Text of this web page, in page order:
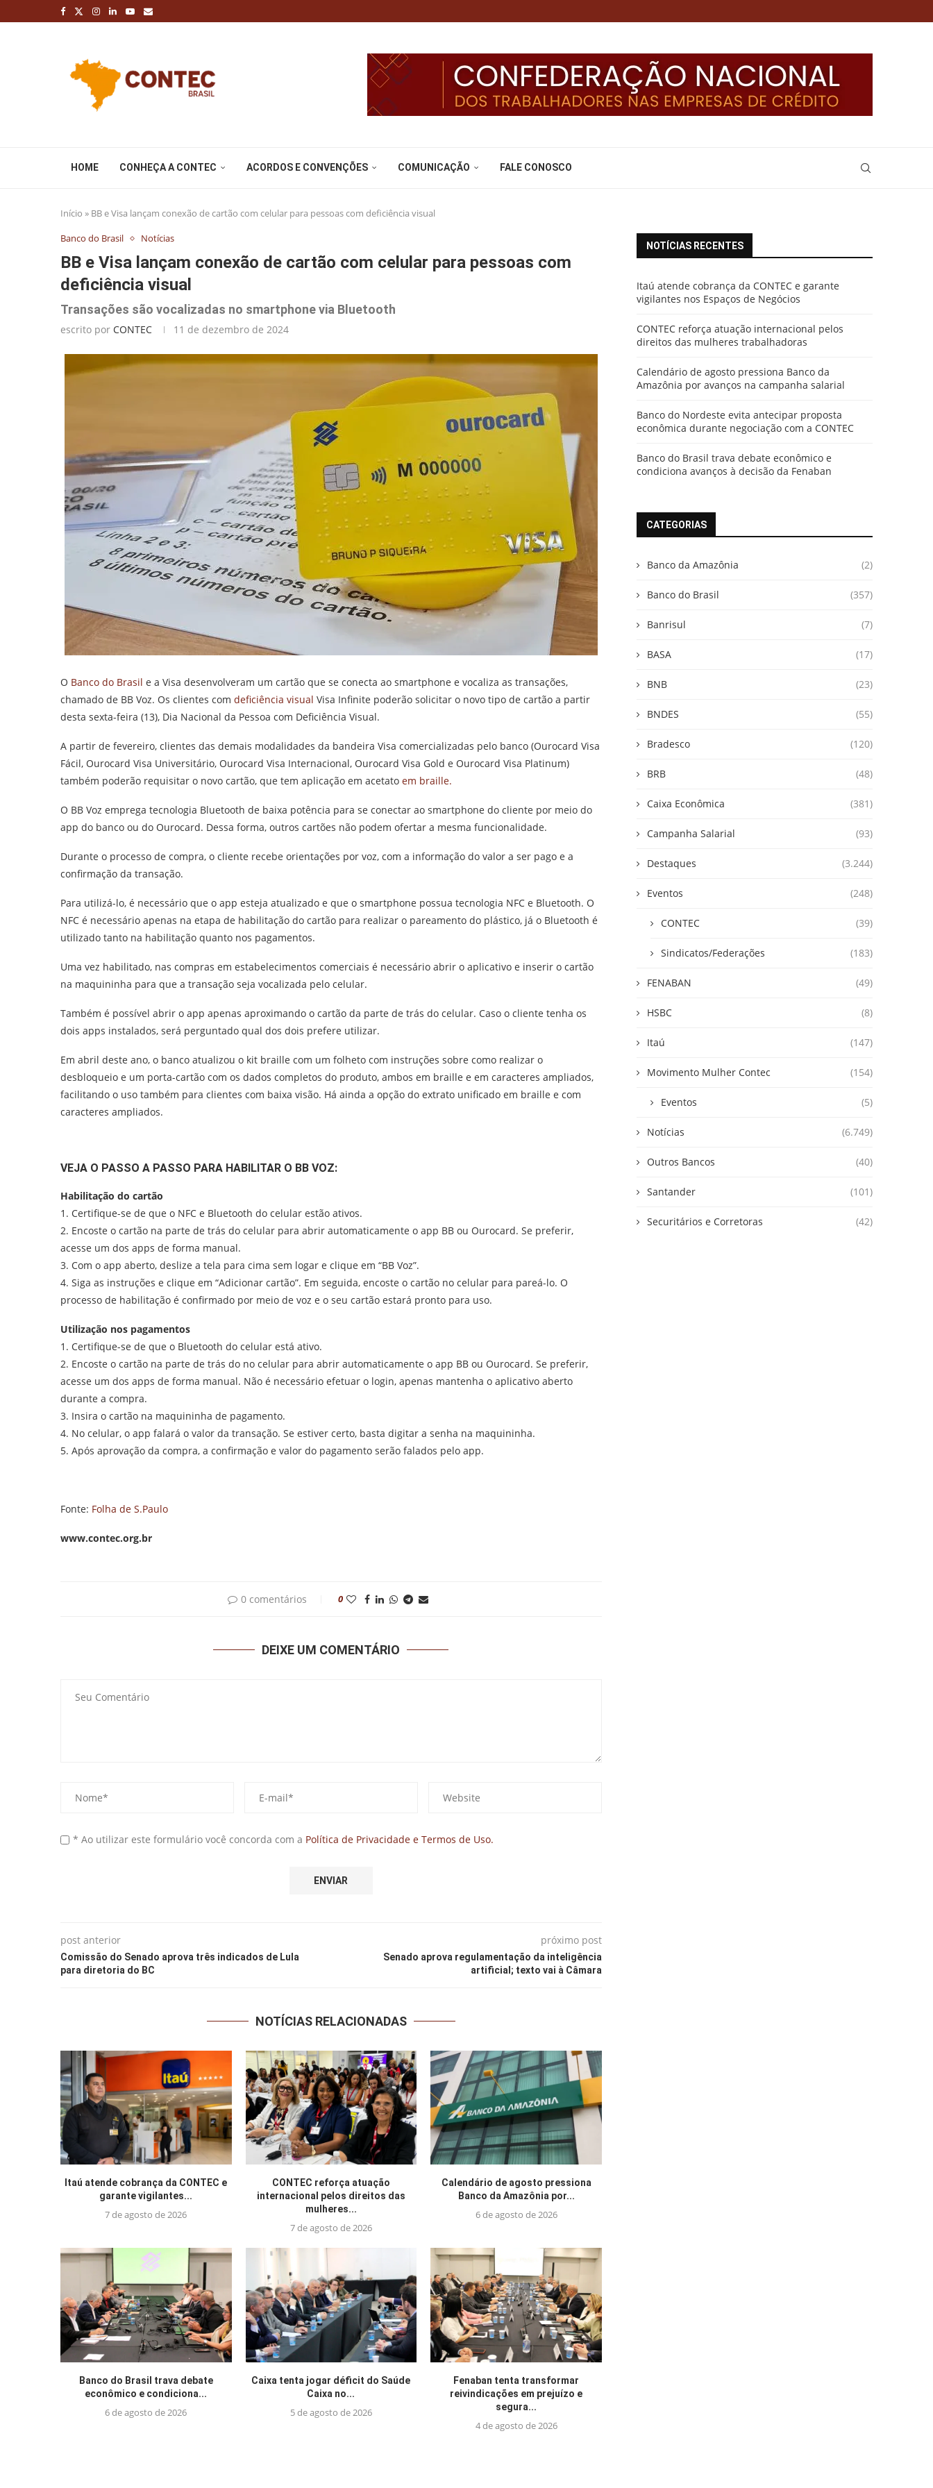
HOME CONHEÇA A CONTEC ACORDOS E CONVENÇÕES COMUNICAÇÃO FALE CONOSCO
Início » BB e Visa lançam conexão de cartão com celular para pessoas com deficiência visual
Banco do Brasil
Notícias
BB e Visa lançam conexão de cartão com celular para pessoas com
deficiência visual
Transações são vocalizadas no smartphone via Bluetooth
escrito por CONTEC 11 de dezembro de 2024
O Banco do Brasil e a Visa desenvolveram um cartão que se conecta ao smartphone e vocaliza as transações,
chamado de BB Voz. Os clientes com deficiência visual Visa Infinite poderão solicitar o novo tipo de cartão a partir
desta sexta-feira (13), Dia Nacional da Pessoa com Deficiência Visual.
A partir de fevereiro, clientes das demais modalidades da bandeira Visa comercializadas pelo banco (Ourocard Visa
Fácil, Ourocard Visa Universitário, Ourocard Visa Internacional, Ourocard Visa Gold e Ourocard Visa Platinum)
também poderão requisitar o novo cartão, que tem aplicação em acetato em braille.
O BB Voz emprega tecnologia Bluetooth de baixa potência para se conectar ao smartphone do cliente por meio do
app do banco ou do Ourocard. Dessa forma, outros cartões não podem ofertar a mesma funcionalidade.
Durante o processo de compra, o cliente recebe orientações por voz, com a informação do valor a ser pago e a
confirmação da transação.
Para utilizá-lo, é necessário que o app esteja atualizado e que o smartphone possua tecnologia NFC e Bluetooth. O
NFC é necessário apenas na etapa de habilitação do cartão para realizar o pareamento do plástico, já o Bluetooth é
utilizado tanto na habilitação quanto nos pagamentos.
Uma vez habilitado, nas compras em estabelecimentos comerciais é necessário abrir o aplicativo e inserir o cartão
na maquininha para que a transação seja vocalizada pelo celular.
Também é possível abrir o app apenas aproximando o cartão da parte de trás do celular. Caso o cliente tenha os
dois apps instalados, será perguntado qual dos dois prefere utilizar.
Em abril deste ano, o banco atualizou o kit braille com um folheto com instruções sobre como realizar o
desbloqueio e um porta-cartão com os dados completos do produto, ambos em braille e em caracteres ampliados,
facilitando o uso também para clientes com baixa visão. Há ainda a opção do extrato unificado em braille e com
caracteres ampliados.
VEJA O PASSO A PASSO PARA HABILITAR O BB VOZ:
Habilitação do cartão
1. Certifique-se de que o NFC e Bluetooth do celular estão ativos.
2. Encoste o cartão na parte de trás do celular para abrir automaticamente o app BB ou Ourocard. Se preferir,
acesse um dos apps de forma manual.
3. Com o app aberto, deslize a tela para cima sem logar e clique em “BB Voz”.
4. Siga as instruções e clique em “Adicionar cartão”. Em seguida, encoste o cartão no celular para pareá-lo. O
processo de habilitação é confirmado por meio de voz e o seu cartão estará pronto para uso.
Utilização nos pagamentos
1. Certifique-se de que o Bluetooth do celular está ativo.
2. Encoste o cartão na parte de trás do no celular para abrir automaticamente o app BB ou Ourocard. Se preferir,
acesse um dos apps de forma manual. Não é necessário efetuar o login, apenas mantenha o aplicativo aberto
durante a compra.
3. Insira o cartão na maquininha de pagamento.
4. No celular, o app falará o valor da transação. Se estiver certo, basta digitar a senha na maquininha.
5. Após aprovação da compra, a confirmação e valor do pagamento serão falados pelo app.
Fonte: Folha de S.Paulo
www.contec.org.br
0 comentários 0
DEIXE UM COMENTÁRIO
* Ao utilizar este formulário você concorda com a Política de Privacidade e Termos de Uso.
post anterior
Comissão do Senado aprova três indicados de Lula
para diretoria do BC
próximo post
Senado aprova regulamentação da inteligência
artificial; texto vai à Câmara
NOTÍCIAS RELACIONADAS
Itaú atende cobrança da CONTEC e
garante vigilantes...
7 de agosto de 2026
CONTEC reforça atuação
internacional pelos direitos das
mulheres...
7 de agosto de 2026
Calendário de agosto pressiona
Banco da Amazônia por...
6 de agosto de 2026
Banco do Brasil trava debate
econômico e condiciona...
6 de agosto de 2026
Caixa tenta jogar déficit do Saúde
Caixa no...
5 de agosto de 2026
Fenaban tenta transformar
reivindicações em prejuízo e
segura...
4 de agosto de 2026
NOTÍCIAS RECENTES
Itaú atende cobrança da CONTEC e garante
vigilantes nos Espaços de Negócios
CONTEC reforça atuação internacional pelos
direitos das mulheres trabalhadoras
Calendário de agosto pressiona Banco da
Amazônia por avanços na campanha salarial
Banco do Nordeste evita antecipar proposta
econômica durante negociação com a CONTEC
Banco do Brasil trava debate econômico e
condiciona avanços à decisão da Fenaban
CATEGORIAS
Banco da Amazônia (2)
Banco do Brasil (357)
Banrisul (7)
BASA (17)
BNB (23)
BNDES (55)
Bradesco (120)
BRB (48)
Caixa Econômica (381)
Campanha Salarial (93)
Destaques (3.244)
Eventos (248)
CONTEC (39)
Sindicatos/Federações (183)
FENABAN (49)
HSBC (8)
Itaú (147)
Movimento Mulher Contec (154)
Eventos (5)
Notícias (6.749)
Outros Bancos (40)
Santander (101)
Securitários e Corretoras (42)